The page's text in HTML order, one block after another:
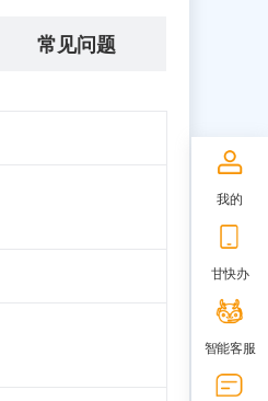
常见问题
我的
甘快办
智能客服